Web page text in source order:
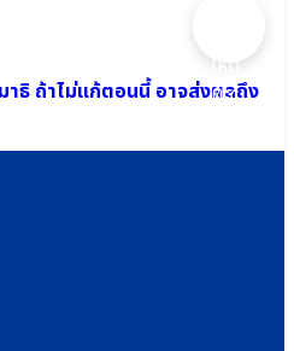
ธิ ถ้าไม่แก้ตอนนี้ อาจส่งผลถึง
ไหม
คะ?